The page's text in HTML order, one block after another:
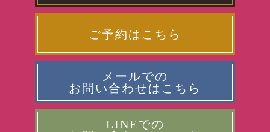
ご予約はこちら
メールでの
お問い合わせはこちら
LINEでの